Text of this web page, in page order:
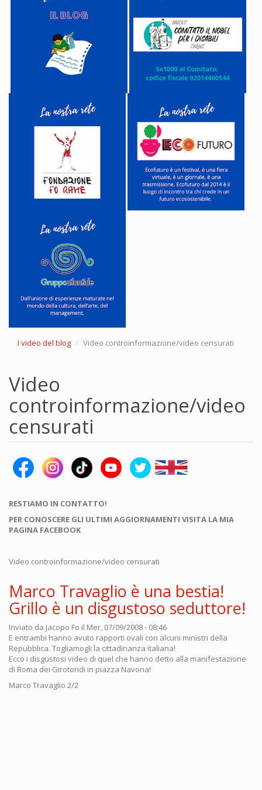
I video del blog Video controinformazione/video censurati
Video
controinformazione/video
censurati
RESTIAMO IN CONTATTO!
PER CONOSCERE GLI ULTIMI AGGIORNAMENTI VISITA LA MIA
PAGINA FACEBOOK
Video controinformazione/video censurati
Marco Travaglio è una bestia!
Grillo è un disgustoso seduttore!
Inviato da Jacopo Fo il Mer, 07/09/2008 - 08:46
E entrambi hanno avuto rapporti ovali con alcuni ministri della
Repubblica. Togliamogli la cittadinanza italiana!
Ecco i disgustosi video di quel che hanno detto alla manifestazione
di Roma dei Girotondi in piazza Navona!
Marco Travaglio 2/2